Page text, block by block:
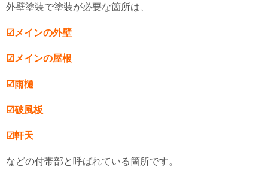
外壁塗装で塗装が必要な箇所は、
☑メインの外壁
☑メインの屋根
☑雨樋
☑破風板
☑軒天
などの付帯部と呼ばれている箇所です。